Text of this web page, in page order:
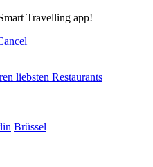
Travelling app!
liebsten Restaurants
Brüssel